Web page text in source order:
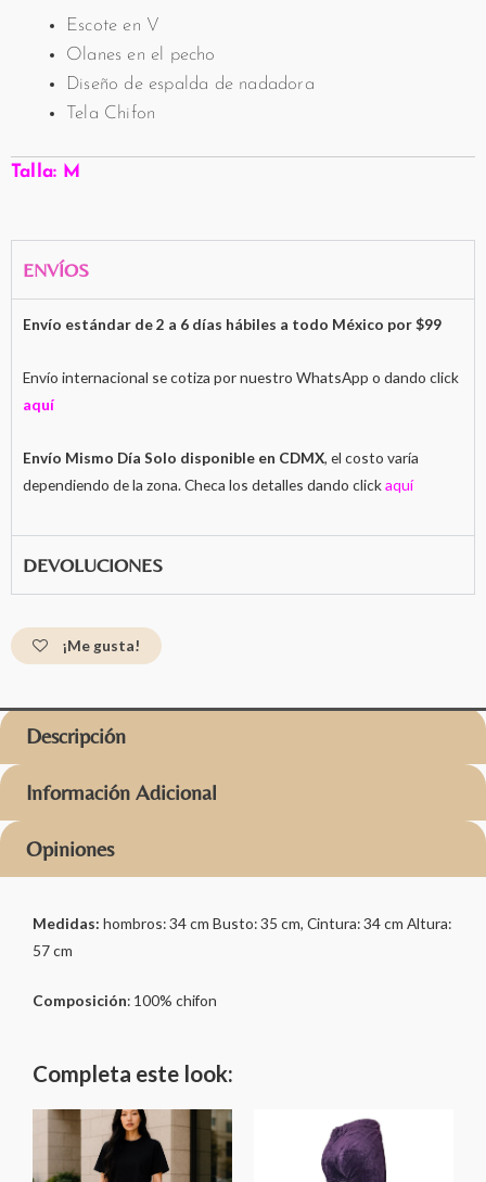
Escote en V
Olanes en el pecho
Diseño de espalda de nadadora
Tela Chifon
Talla: M
ENVÍOS
Envío estándar de 2 a 6 días hábiles a todo México por $99
Envío internacional se cotiza por nuestro WhatsApp o dando click
aquí
Envío Mismo Día Solo disponible en CDMX, el costo varía
dependiendo de la zona. Checa los detalles dando clickaquí
DEVOLUCIONES
¡Me gusta!
Descripción
Información Adicional
Opiniones
Medidas: hombros: 34 cm Busto: 35 cm, Cintura: 34 cm Altura:
57 cm
Composición: 100% chifon
Completa este look: